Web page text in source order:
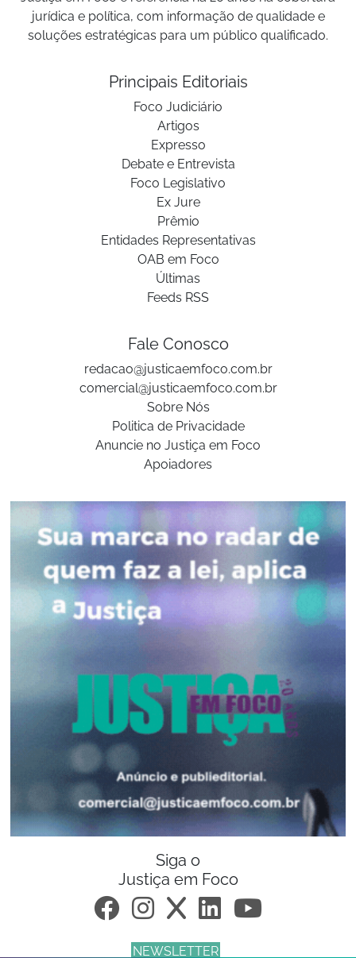
jurídica e política, com informação de qualidade e
soluções estratégicas para um público qualificado.
Principais Editoriais
Foco Judiciário
Artigos
Expresso
Debate e Entrevista
Foco Legislativo
Ex Jure
Prêmio
Entidades Representativas
OAB em Foco
Últimas
Feeds RSS
Fale Conosco
redacao@justicaemfoco.com.br
comercial@justicaemfoco.com.br
Sobre Nós
Politica de Privacidade
Anuncie no Justiça em Foco
Apoiadores
Siga o
Justiça em Foco
NEWSLETTER